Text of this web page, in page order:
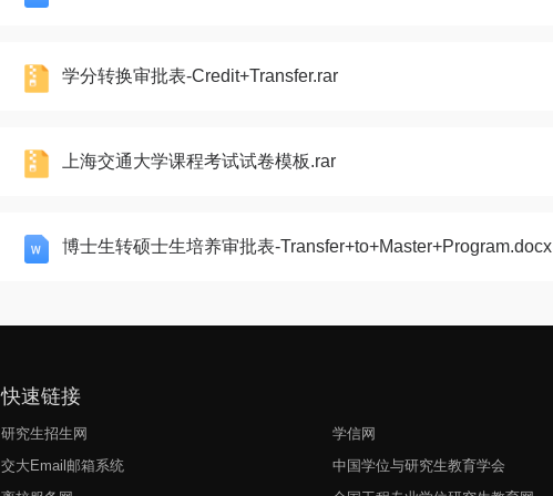
学分转换审批表-Credit+Transfer.rar
上海交通大学课程考试试卷模板.rar
博士生转硕士生培养审批表-Transfer+to+Master+Program.docx
快速链接
研究生招生网
交大Email邮箱系统
学信网
中国学位与研究生教育学会